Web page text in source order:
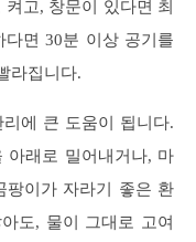
고, 창문이 있다면 최
면 30분 이상 공기를
라집니다.
에 큰 도움이 됩니다.
아래로 밀어내거나, 마
팡이가 자라기 좋은 환
도, 물이 그대로 고여